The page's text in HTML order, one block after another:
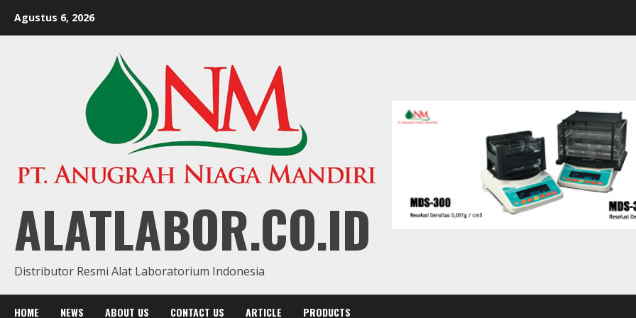
Agustus 6, 2026
ALATLABOR.CO.ID
Distributor Resmi Alat Laboratorium Indonesia
HOME NEWS ABOUT US CONTACT US ARTICLE PRODUCTS